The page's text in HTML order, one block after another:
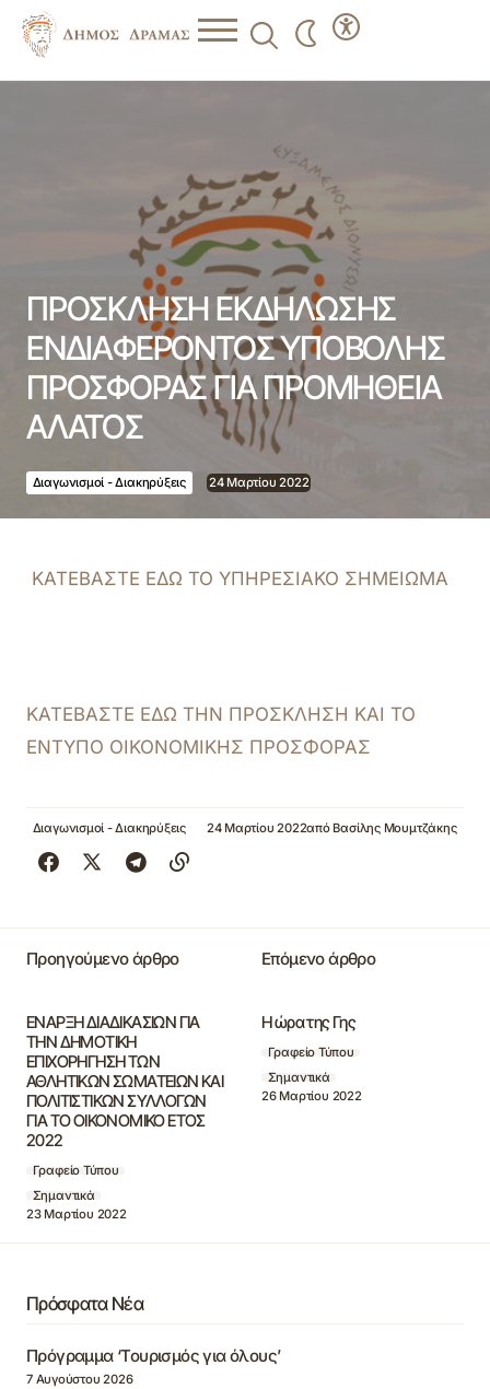
ΠΡΟΣΚΛΗΣΗ ΕΚΔΗΛΩΣΗΣ
ΕΝΔΙΑΦΕΡΟΝΤΟΣ ΥΠΟΒΟΛΗΣ
ΠΡΟΣΦΟΡΑΣ ΓΙΑ ΠΡΟΜΗΘΕΙΑ
ΑΛΑΤΟΣ
Διαγωνισμοί - Διακηρύξεις 24 Μαρτίου 2022
ΚΑΤΕΒΑΣΤΕ ΕΔΩ ΤΟ ΥΠΗΡΕΣΙΑΚΟ ΣΗΜΕΙΩΜΑ
ΚΑΤΕΒΑΣΤΕ ΕΔΩ ΤΗΝ ΠΡΟΣΚΛΗΣΗ ΚΑΙ ΤΟ
ΕΝΤΥΠΟ ΟΙΚΟΝΟΜΙΚΗΣ ΠΡΟΣΦΟΡΑΣ
Διαγωνισμοί - Διακηρύξεις 24 Μαρτίου 2022από Βασίλης Μουμτζάκης
Προηγούμενο άρθρο
ΕΝΑΡΞΗ ΔΙΑΔΙΚΑΣΙΩΝ ΓΙΑ
ΤΗΝ ΔΗΜΟΤΙΚΗ
ΕΠΙΧΟΡΗΓΗΣΗ TΩΝ
ΑΘΛΗΤΙΚΩΝ ΣΩΜΑΤΕΙΩΝ ΚΑΙ
ΠΟΛΙΤΙΣΤΙΚΩΝ ΣΥΛΛΟΓΩΝ
ΓΙΑ ΤΟ ΟΙΚΟΝΟΜΙΚΟ ΕΤΟΣ
2022
Γραφείο Τύπου
Σημαντικά
23 Μαρτίου 2022
Επόμενο άρθρο
Η ώρα της Γης
Γραφείο Τύπου
Σημαντικά
26 Μαρτίου 2022
Πρόσφατα Νέα
Πρόγραμμα ‘Τουρισμός για όλους’
7 Αυγούστου 2026